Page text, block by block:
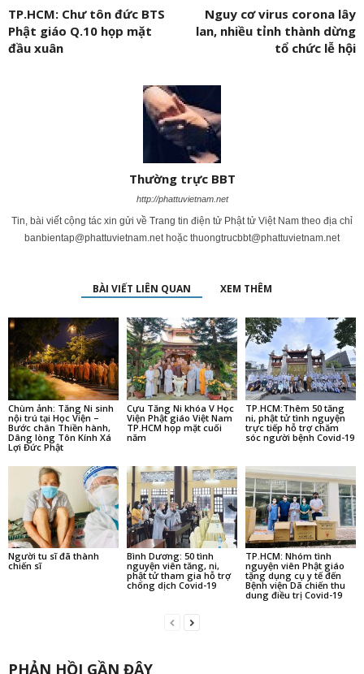
TP.HCM: Chư tôn đức BTS
Phật giáo Q.10 họp mặt
đầu xuân
Nguy cơ virus corona lây
lan, nhiều tỉnh thành dừng
tổ chức lễ hội
Thường trực BBT
http://phattuvietnam.net
Tin, bài viết cộng tác xin gửi về Trang tin điện tử Phật tử Việt Nam theo địa chỉ
banbientap@phattuvietnam.nethoặc thuongtrucbbt@phattuvietnam.net
BÀI VIẾT LIÊN QUAN XEM THÊM
Chùm ảnh: Tăng Ni sinh
nội trú tại Học Viện –
Bước chân Thiền hành,
Dâng lòng Tôn Kính Xá
Lợi Đức Phật
Cựu Tăng Ni khóa V Học
Viện Phật giáo Việt Nam
TP.HCM họp mặt cuối
năm
TP.HCM:Thêm 50 tăng
ni, phật tử tình nguyện
trực tiếp hỗ trợ chăm
sóc người bệnh Covid-19
Người tu sĩ đã thành
chiến sĩ
Bình Dương: 50 tình
nguyện viên tăng, ni,
phật tử tham gia hỗ trợ
chống dịch Covid-19
TP.HCM: Nhóm tình
nguyện viên Phật giáo
tặng dụng cụ y tế đến
Bệnh viện Dã chiến thu
dung điều trị Covid-19
PHẢN HỒI GẦN ĐÂY